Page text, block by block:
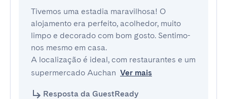
Tivemos uma estadia maravilhosa! O
alojamento era perfeito, acolhedor, muito
limpo e decorado com bom gosto. Sentimo-
nos mesmo em casa.
A localização é ideal, com restaurantes e um
supermercado Auchan Ver mais
Resposta da GuestReady